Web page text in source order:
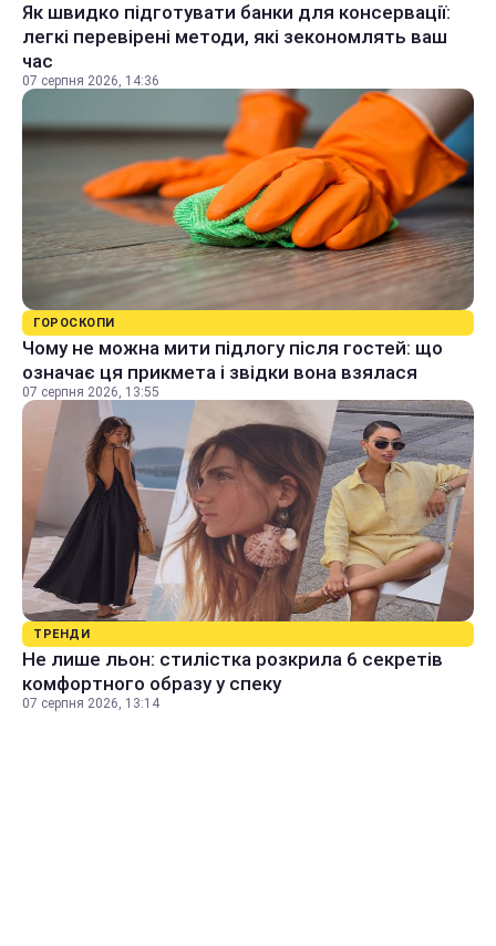
Як швидко підготувати банки для консервації:
легкі перевірені методи, які зекономлять ваш
час
07 серпня 2026, 14:36
ГОРОСКОПИ
Чому не можна мити підлогу після гостей: що
означає ця прикмета і звідки вона взялася
07 серпня 2026, 13:55
ТРЕНДИ
Не лише льон: стилістка розкрила 6 секретів
комфортного образу у спеку
07 серпня 2026, 13:14